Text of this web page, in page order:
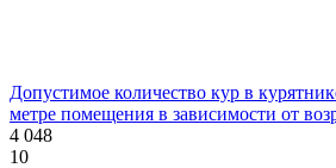
Допустимое количество кур в
метре помещения в зависимости от
4 048
10